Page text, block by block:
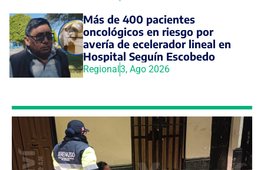
Más de 400 pacientes
oncológicos en riesgo por
avería de ecelerador lineal en
Hospital Seguín Escobedo
Regional3, Ago 2026